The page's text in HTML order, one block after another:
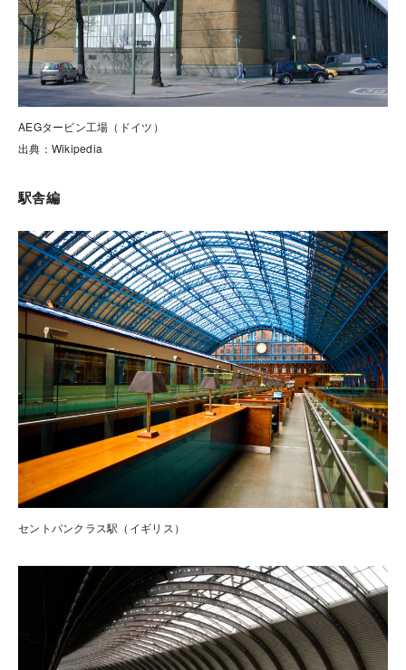
AEGタービン工場（ドイツ）
出典：Wikipedia
駅舎編
セントパンクラス駅（イギリス）